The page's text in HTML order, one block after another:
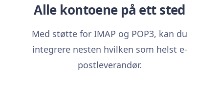
Alle kontoene på ett sted
Med støtte for IMAP og POP3, kan du
integrere nesten hvilken som helst e-
postleverandør.